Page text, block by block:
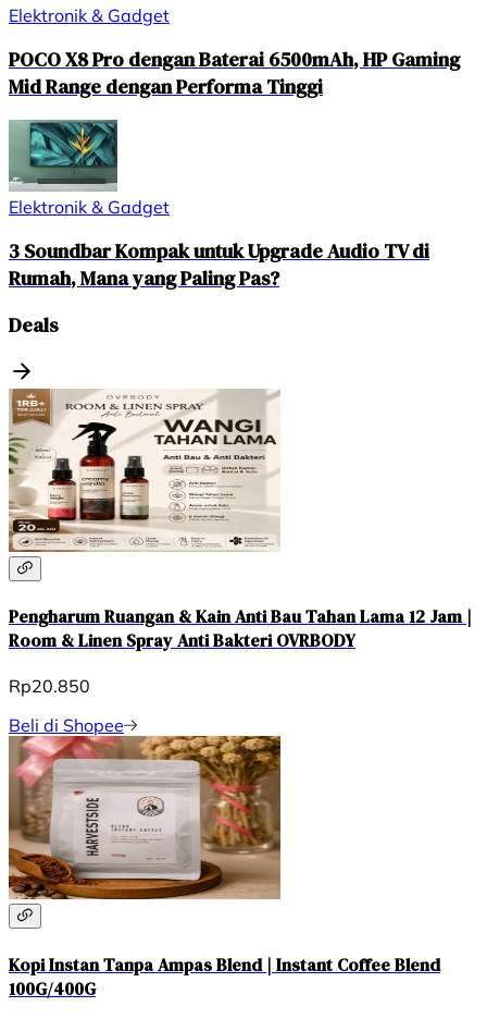
Elektronik & Gadget
POCO X8 Pro dengan Baterai 6500mAh, HP Gaming
Mid Range dengan Performa Tinggi
Elektronik & Gadget
3 Soundbar Kompak untuk Upgrade Audio TV di
Rumah, Mana yang Paling Pas?
Deals
Pengharum Ruangan & Kain Anti Bau Tahan Lama 12 Jam |
Room & Linen Spray Anti Bakteri OVRBODY
Rp20.850
Beli di Shopee
Kopi Instan Tanpa Ampas Blend | Instant Coffee Blend
100G/400G